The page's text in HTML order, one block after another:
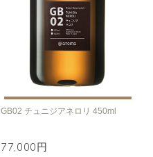
GB02 チュニジアネロリ 450ml
77,000円